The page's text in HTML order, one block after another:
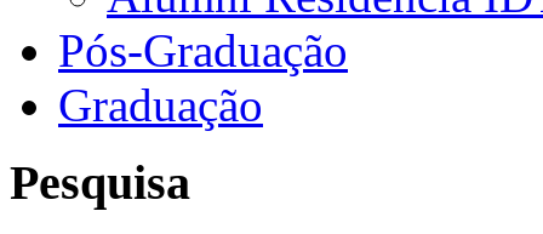
Pós-Graduação
Graduação
Pesquisa